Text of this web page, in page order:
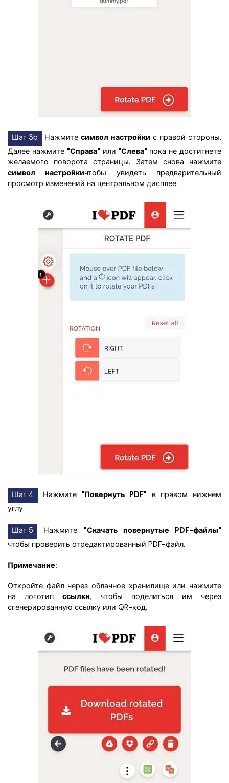
Шаг 3b Нажмитесимвол настройки с правой стороны.
Далее нажмите "Справа" или "Слева" пока не достигнете
желаемого поворота страницы. Затем снова нажмите
символ настройкичтобы увидеть предварительный
просмотр изменений на центральном дисплее.
Шаг 4 Нажмите "Повернуть PDF" в правом нижнем
углу.
Шаг 5 Нажмите "Скачать повернутые PDF-файлы"
чтобы проверить отредактированный PDF-файл.
Примечание:
Откройте файл через облачное хранилище или нажмите
на логотипссылки, чтобы поделиться им через
сгенерированную ссылку или QR-код.